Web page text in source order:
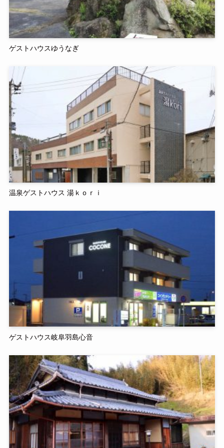
ゲストハウスゆうなぎ
温泉ゲストハウス 湯ｋｏｒｉ
ゲストハウス岐阜羽島心音